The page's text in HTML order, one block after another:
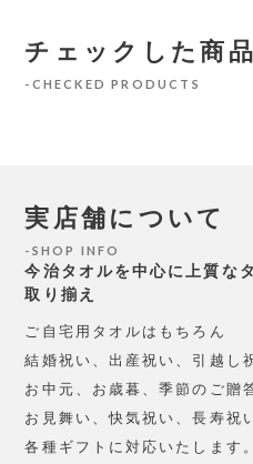
チェックした商品
CHECKED PRODUCTS
実店舗について
SHOP INFO
今治タオルを中心に上質な
取り揃え
ご自宅用タオルはもちろん
結婚祝い、出産祝い、引越し
お中元、お歳暮、季節のご贈
お見舞い、快気祝い、長寿祝
各種ギフトに対応いたします。